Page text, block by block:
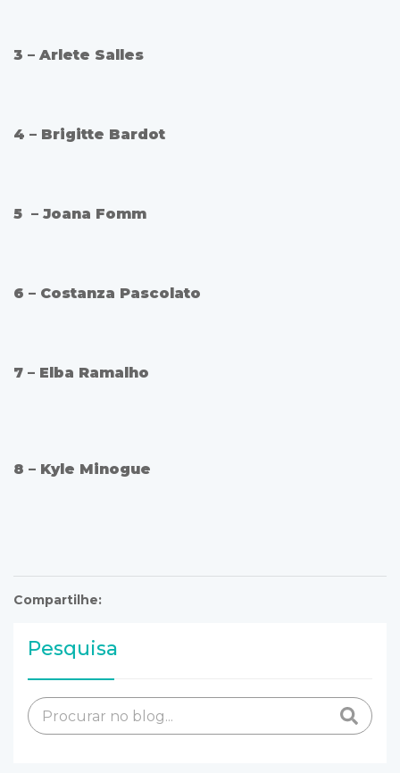
3 – Arlete Salles
4 – Brigitte Bardot
5 – Joana Fomm
6 – Costanza Pascolato
7 – Elba Ramalho
8 – Kyle Minogue
Compartilhe:
Pesquisa